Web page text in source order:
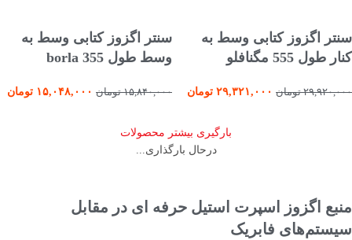
سنتر اگزوز کتابی وسط به
کنار طول 555 مگنافلو
۲۹,۹۲۰,۰۰۰ تومان ۲۹,۳۲۱,۰۰۰ تومان
سنتر اگزوز کتابی وسط به
وسط طول 355 borla
۱۵,۸۴۰,۰۰۰ تومان ۱۵,۰۴۸,۰۰۰ تومان
بارگیری بیشتر محصولات
درحال بارگذاری...
منبع اگزوز اسپرت استیل حرفه ای در مقابل
سیستم‌های فابریک